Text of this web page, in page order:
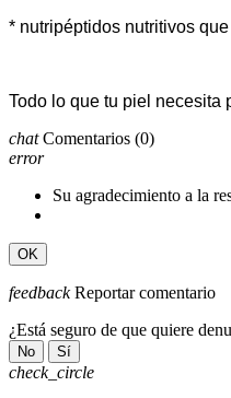
* nutripéptidos nutritivos
Todo lo que tu piel necesita
chat Comentarios (0)
error
Su agradecimiento a la
OK
feedback Reportar comentario
¿Está seguro de que quiere
No Sí
check_circle